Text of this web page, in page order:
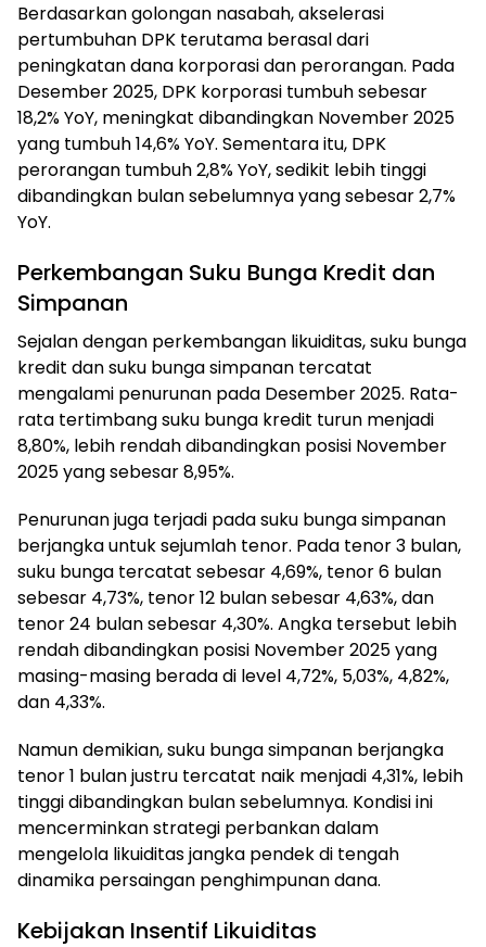
Berdasarkan golongan nasabah, akselerasi
pertumbuhan DPK terutama berasal dari
peningkatan dana korporasi dan perorangan. Pada
Desember 2025, DPK korporasi tumbuh sebesar
18,2% YoY, meningkat dibandingkan November 2025
yang tumbuh 14,6% YoY. Sementara itu, DPK
perorangan tumbuh 2,8% YoY, sedikit lebih tinggi
dibandingkan bulan sebelumnya yang sebesar 2,7%
YoY.
Perkembangan Suku Bunga Kredit dan
Simpanan
Sejalan dengan perkembangan likuiditas, suku bunga
kredit dan suku bunga simpanan tercatat
mengalami penurunan pada Desember 2025. Rata-
rata tertimbang suku bunga kredit turun menjadi
8,80%, lebih rendah dibandingkan posisi November
2025 yang sebesar 8,95%.
Penurunan juga terjadi pada suku bunga simpanan
berjangka untuk sejumlah tenor. Pada tenor 3 bulan,
suku bunga tercatat sebesar 4,69%, tenor 6 bulan
sebesar 4,73%, tenor 12 bulan sebesar 4,63%, dan
tenor 24 bulan sebesar 4,30%. Angka tersebut lebih
rendah dibandingkan posisi November 2025 yang
masing-masing berada di level 4,72%, 5,03%, 4,82%,
dan 4,33%.
Namun demikian, suku bunga simpanan berjangka
tenor 1 bulan justru tercatat naik menjadi 4,31%, lebih
tinggi dibandingkan bulan sebelumnya. Kondisi ini
mencerminkan strategi perbankan dalam
mengelola likuiditas jangka pendek di tengah
dinamika persaingan penghimpunan dana.
Kebijakan Insentif Likuiditas